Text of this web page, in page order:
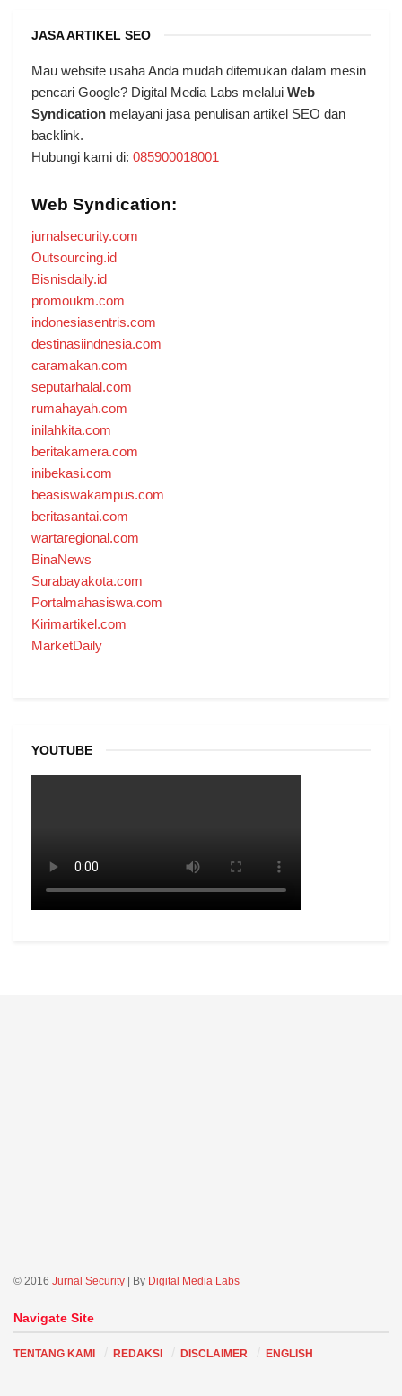
JASA ARTIKEL SEO
Mau website usaha Anda mudah ditemukan dalam mesin
pencari Google? Digital Media Labs melalui Web
Syndication melayani jasa penulisan artikel SEO dan
backlink.
Hubungi kami di: 085900018001
Web Syndication:
jurnalsecurity.com
Outsourcing.id
Bisnisdaily.id
promoukm.com
indonesiasentris.com
destinasiindnesia.com
caramakan.com
seputarhalal.com
rumahayah.com
inilahkita.com
beritakamera.com
inibekasi.com
beasiswakampus.com
beritasantai.com
wartaregional.com
BinaNews
Surabayakota.com
Portalmahasiswa.com
Kirimartikel.com
MarketDaily
YOUTUBE
© 2016 Jurnal Security | By Digital Media Labs
Navigate Site
TENTANG KAMI REDAKSI DISCLAIMER ENGLISH